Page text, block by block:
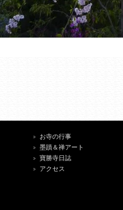
お寺の行事
墨蹟＆禅アート
寶勝寺日誌
アクセス